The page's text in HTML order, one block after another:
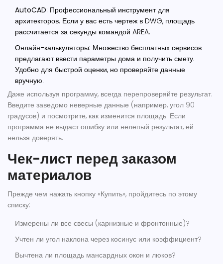
AutoCAD: Профессиональный инструмент для
архитекторов. Если у вас есть чертеж в DWG, площадь
рассчитается за секунды командой AREA.
Онлайн-калькуляторы: Множество бесплатных сервисов
предлагают ввести параметры дома и получить смету.
Удобно для быстрой оценки, но проверяйте данные
вручную.
Даже используя программу, всегда перепроверяйте результат.
Введите заведомо неверные данные (например, угол 90
градусов) и посмотрите, как изменится площадь. Если
программа не выдаст ошибку или нелепый результат, ей
нельзя доверять.
Чек-лист перед заказом
материалов
Прежде чем нажать кнопку «Купить», пройдитесь по этому
списку:
Измерены ли все свесы (карнизные и фронтонные)?
Учтен ли угол наклона через косинус или коэффициент?
Вычтена ли площадь мансардных окон и люков?